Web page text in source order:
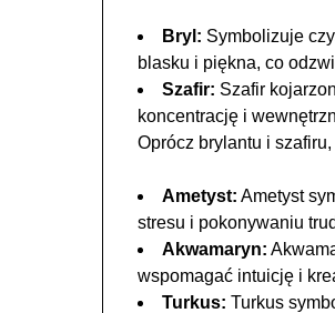
Bryl: Symbolizuje
blasku i piękna, co
Szafir: Szafir
koncentrację i
Oprócz brylantu i
Ametyst: Ametyst
stresu i pokonywaniu
Akwamaryn:
wspomagać intuicję i
Turkus: Turkus